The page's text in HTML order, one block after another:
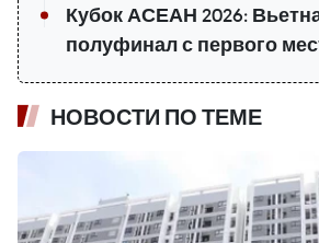
Кубок АСЕАН 2026:
полуфинал с первого
НОВОСТИ ПО ТЕМЕ